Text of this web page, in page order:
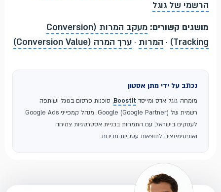
הרשמי של גוגל
מושגים קשורים:
מעקב המרות (Conversion
Tracking)
· המרות · ערך המרה (Conversion Value)
נכתב על ידי מתן אסטון
מומחה גוגל אדס ומייסד Boostit, סוכנות פרסום בגוגל ושותפה
רשמית של Google (Google Partner). מנהל קמפייני Google Ads
לעסקים בישראל, עם התמחות בבניית אסטרטגיות צמיחה
ואופטימיזציה לתוצאות עסקיות מדידות.